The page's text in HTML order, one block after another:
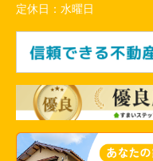
定休日： 水曜日